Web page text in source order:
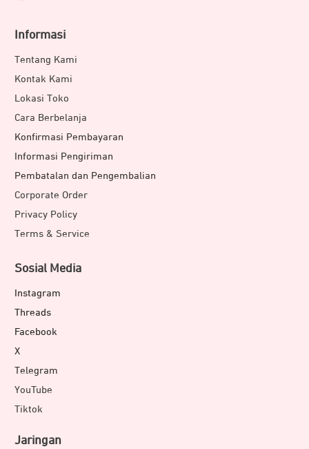
Informasi
Tentang Kami
Kontak Kami
Lokasi Toko
Cara Berbelanja
Konfirmasi Pembayaran
Informasi Pengiriman
Pembatalan dan Pengembalian
Corporate Order
Privacy Policy
Terms & Service
Sosial Media
Instagram
Threads
Facebook
X
Telegram
YouTube
Tiktok
Jaringan